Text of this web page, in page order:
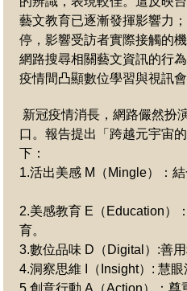
藝文教育已逐漸發揮影響力
停，影響受訪者實際接觸的
網路搜尋相關藝文資訊的行為
疫情間凸顯數位學習與視訊會
新冠疫情消長，網路儼然扮
口。報告提出「跨越元宇宙
下：
1.活出美感 M（Mingle）：
2.美感教育 E（Education）
育。
3.數位品味 D（Digital）:善
4.洞察思維 I（Insight）: 慧眼
5. 創意行動 A（Action）：尊